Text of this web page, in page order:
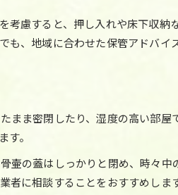
点
考慮すると、押し入れや床下収納
、地域に合わせた保管アドバイ
まま密閉したり、湿度の高い部屋
。
の蓋はしっかりと閉め、時々中
に相談することをおすすめします